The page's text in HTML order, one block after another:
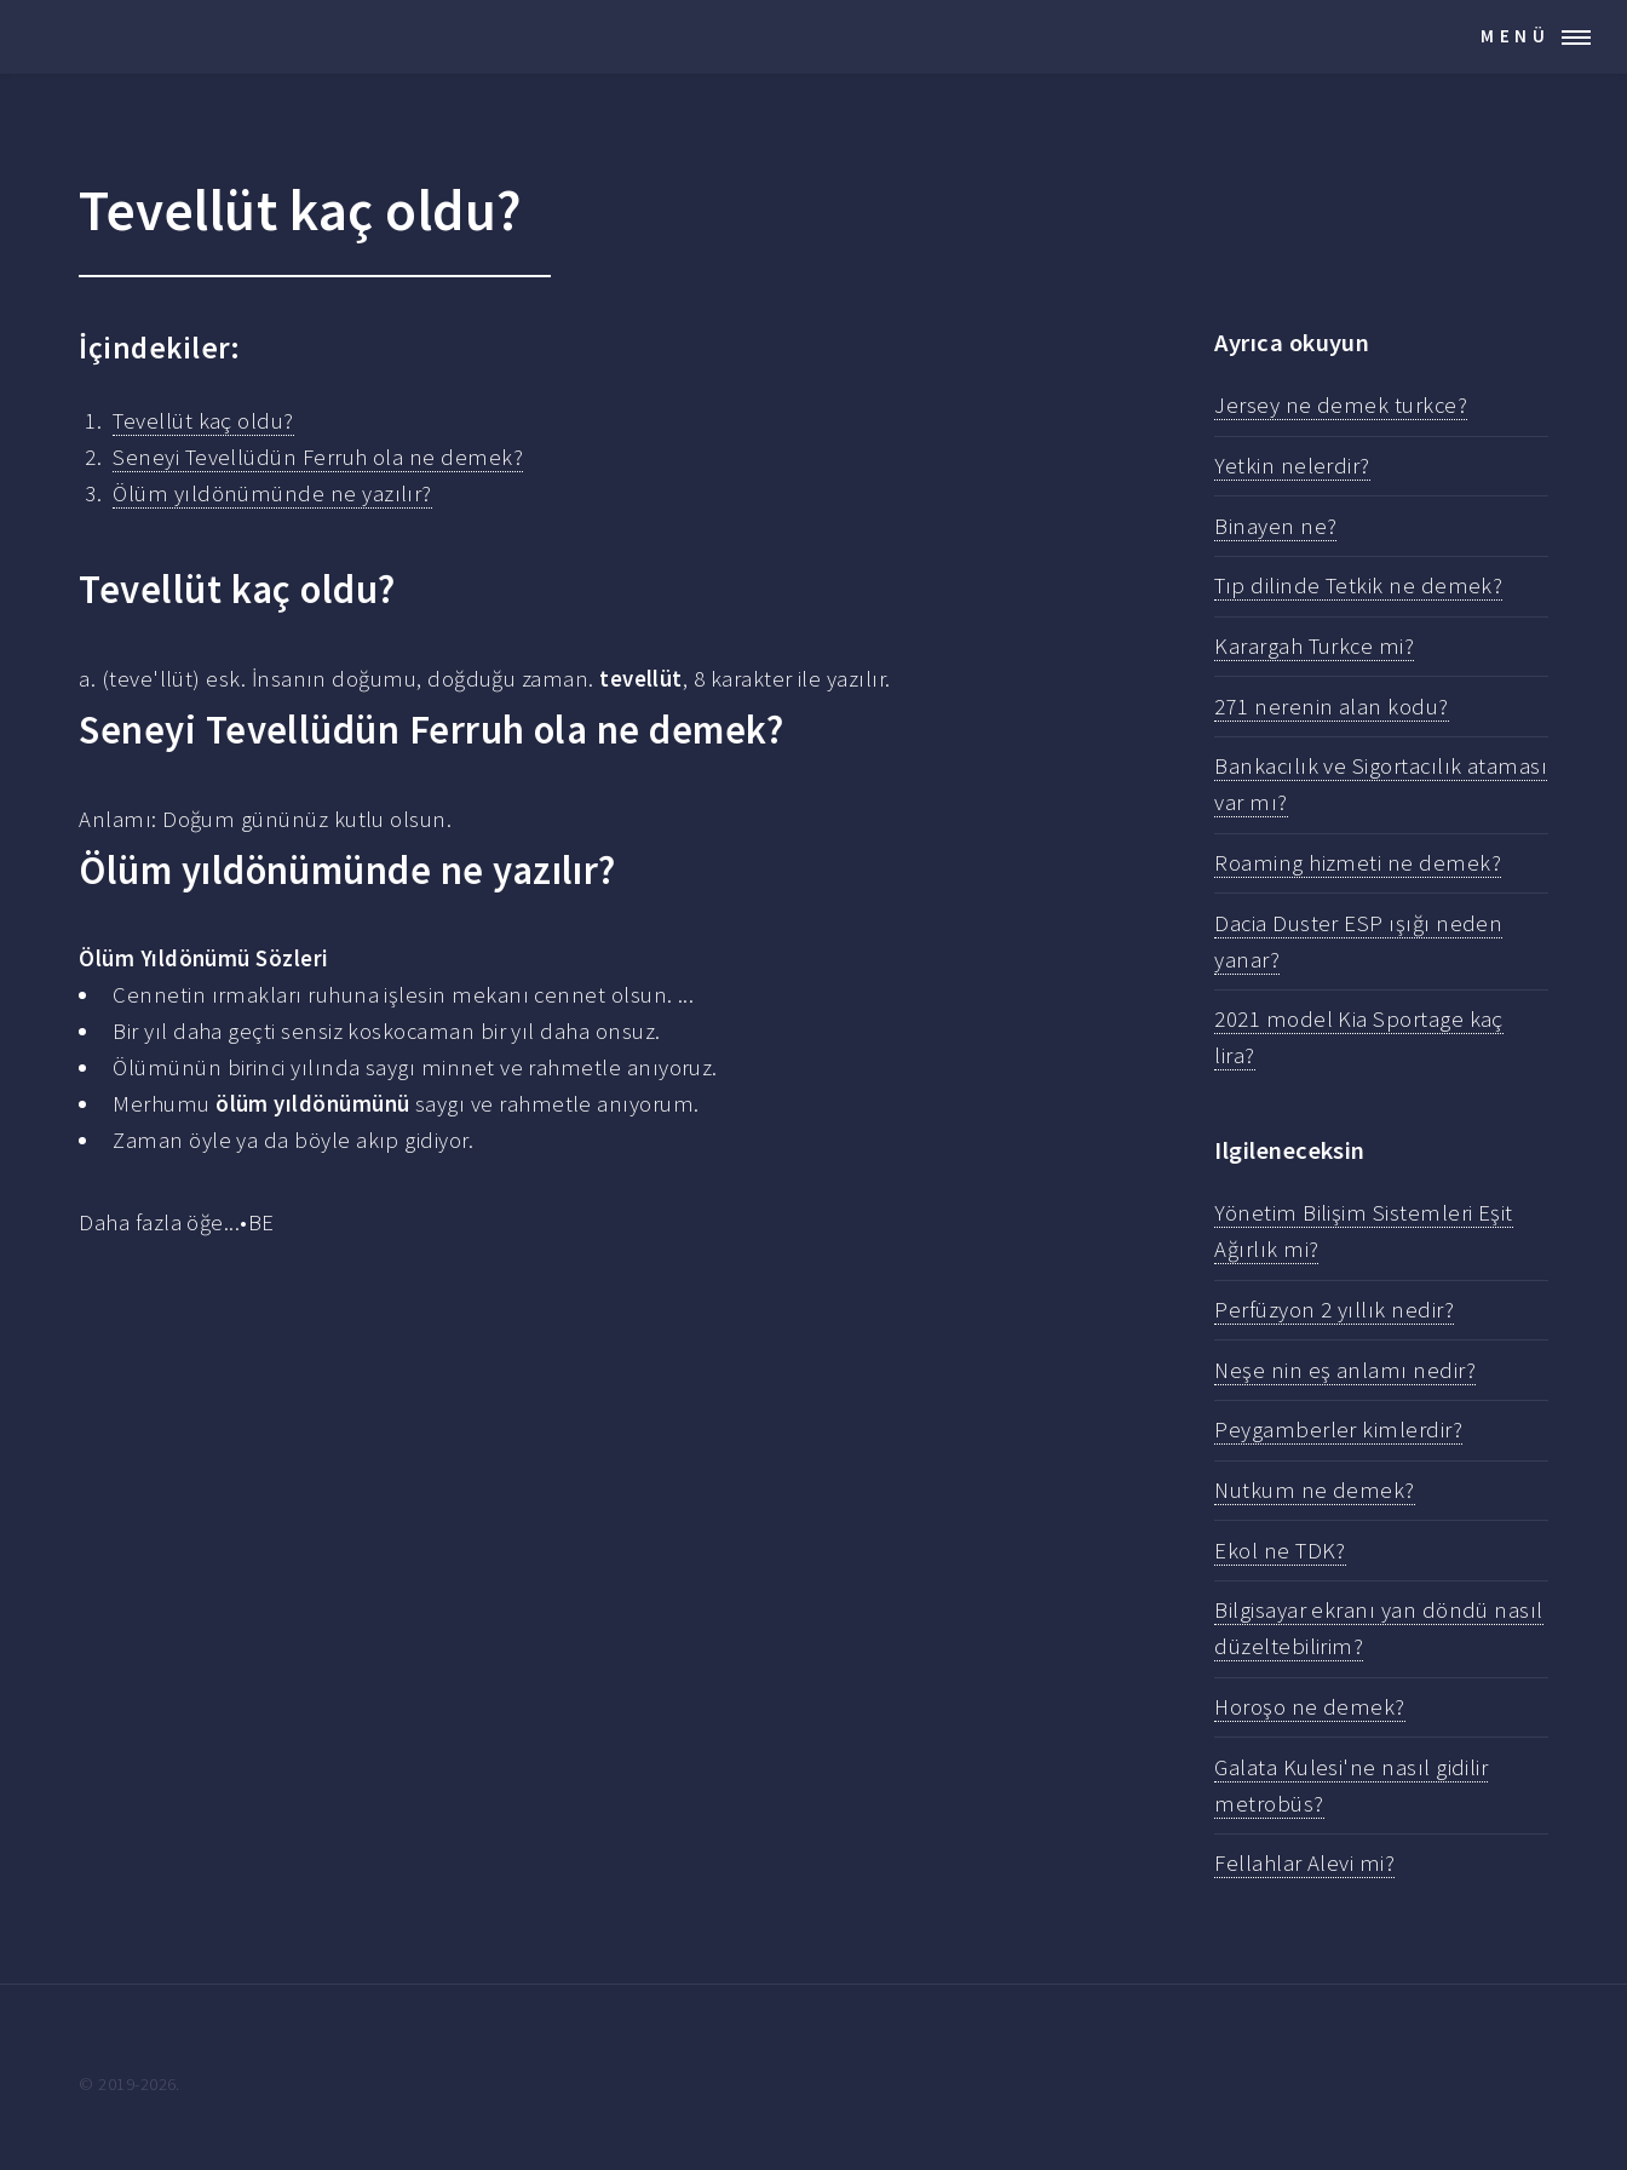
MENÜ
Tevellüt kaç oldu?
İçindekiler:
Tevellüt kaç oldu?
Seneyi Tevellüdün Ferruh ola ne demek?
Ölüm yıldönümünde ne yazılır?
Tevellüt kaç oldu?
a. (teve'llüt) esk. İnsanın doğumu, doğduğu zaman. tevellüt, 8 karakter ile yazılır.
Seneyi Tevellüdün Ferruh ola ne demek?
Anlamı: Doğum gününüz kutlu olsun.
Ölüm yıldönümünde ne yazılır?
Ölüm Yıldönümü Sözleri
Cennetin ırmakları ruhuna işlesin mekanı cennet olsun. ...
Bir yıl daha geçti sensiz koskocaman bir yıl daha onsuz.
Ölümünün birinci yılında saygı minnet ve rahmetle anıyoruz.
Merhumu ölüm yıldönümünü saygı ve rahmetle anıyorum.
Zaman öyle ya da böyle akıp gidiyor.
Daha fazla öğe...•BE
Ayrıca okuyun
Jersey ne demek turkce?
Yetkin nelerdir?
Binayen ne?
Tıp dilinde Tetkik ne demek?
Karargah Turkce mi?
271 nerenin alan kodu?
Bankacılık ve Sigortacılık ataması
var mı?
Roaming hizmeti ne demek?
Dacia Duster ESP ışığı neden
yanar?
2021 model Kia Sportage kaç
lira?
Ilgileneceksin
Yönetim Bilişim Sistemleri Eşit
Ağırlık mi?
Perfüzyon 2 yıllık nedir?
Neşe nin eş anlamı nedir?
Peygamberler kimlerdir?
Nutkum ne demek?
Ekol ne TDK?
Bilgisayar ekranı yan döndü nasıl
düzeltebilirim?
Horoşo ne demek?
Galata Kulesi'ne nasıl gidilir
metrobüs?
Fellahlar Alevi mi?
© 2019-2026.